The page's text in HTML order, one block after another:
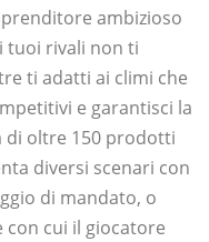
ambizioso
tuoi rivali non ti
ti adatti ai climi che
e garantisci la
di oltre 150 prodotti
diversi scenari con
di mandato, o
con cui il giocatore